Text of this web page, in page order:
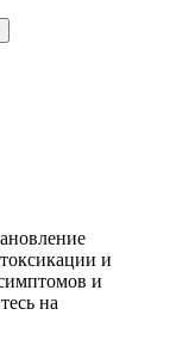
и
и
на